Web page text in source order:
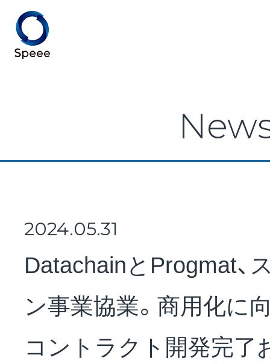
Speeeとは
NEWS
会社概要
2024.05.31
DatachainとProgmat、
ン事業協業。商用化に
コントラクト開発完了